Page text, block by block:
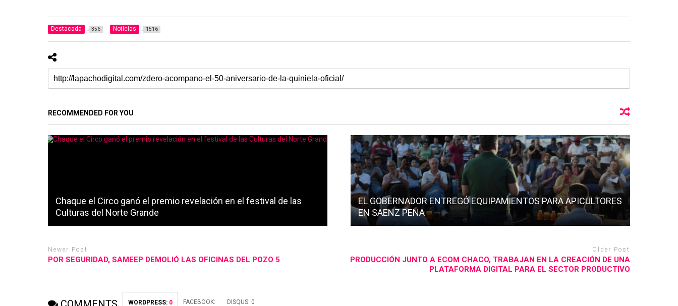
Destacada 356 Noticias 1516
RECOMMENDED FOR YOU
Chaque el Circo ganó el premio revelación en el festival de las
Culturas del Norte Grande
EL GOBERNADOR ENTREGÓ EQUIPAMIENTOS PARA APICULTORES
EN SAENZ PEÑA
Newer Post
POR SEGURIDAD, SAMEEP DEMOLIÓ LAS OFICINAS DEL POZO 5
Older Post
PRODUCCIÓN JUNTO A ECOM CHACO, TRABAJAN EN LA CREACIÓN DE UNA
PLATAFORMA DIGITAL PARA EL SECTOR PRODUCTIVO
WORDPRESS: 0 FACEBOOK: DISQUS:0